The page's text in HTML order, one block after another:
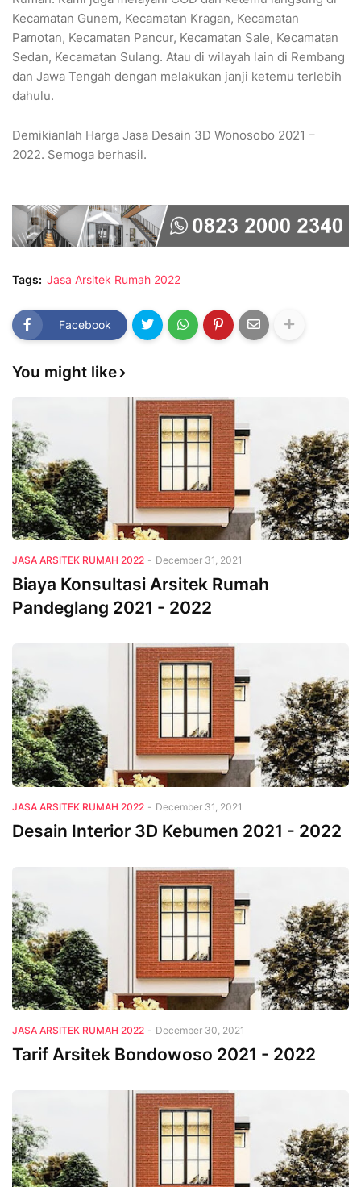
Kecamatan Gunem, Kecamatan Kragan, Kecamatan
Pamotan, Kecamatan Pancur, Kecamatan Sale, Kecamatan
Sedan, Kecamatan Sulang. Atau di wilayah lain di Rembang
dan Jawa Tengah dengan melakukan janji ketemu terlebih
dahulu.
Demikianlah Harga Jasa Desain 3D Wonosobo 2021 –
2022. Semoga berhasil.
Tags: Jasa Arsitek Rumah 2022
Facebook
You might like
JASA ARSITEK RUMAH 2022 - December 31, 2021
Biaya Konsultasi Arsitek Rumah
Pandeglang 2021 - 2022
JASA ARSITEK RUMAH 2022 - December 31, 2021
Desain Interior 3D Kebumen 2021 - 2022
JASA ARSITEK RUMAH 2022 - December 30, 2021
Tarif Arsitek Bondowoso 2021 - 2022